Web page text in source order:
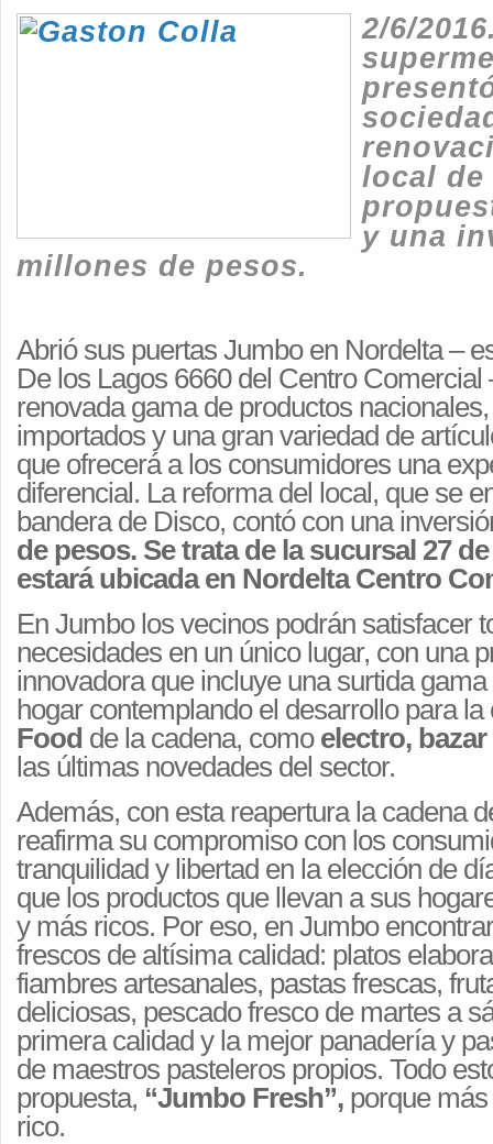
2/6/
local de
y una
millones de pesos.
Abrió sus puertas Jumbo en Nordelta –
De los Lagos 6660 del Centro Comercial
renovada gama de productos
importados y una gran variedad de
que ofrecerá a los consumidores una
diferencial. La reforma del local, que se
bandera de Disco, contó con una
de pesos. Se trata de la sucursal 27
estará ubicada en Nordelta Centro
En Jumbo los vecinos podrán satisfacer
necesidades en un único lugar, con una
innovadora que incluye una surtida
hogar contemplando el desarrollo para
Food de la cadena, como electro,
las últimas novedades del sector.
Además, con esta reapertura la cadena
reafirma su compromiso con los
tranquilidad y libertad en la elección de
que los productos que llevan a sus
y más ricos. Por eso, en Jumbo
frescos de altísima calidad: platos
fiambres artesanales, pastas frescas,
deliciosas, pescado fresco de martes a
primera calidad y la mejor panadería y
de maestros pasteleros propios. Todo
propuesta, “Jumbo Fresh”, porque
rico.